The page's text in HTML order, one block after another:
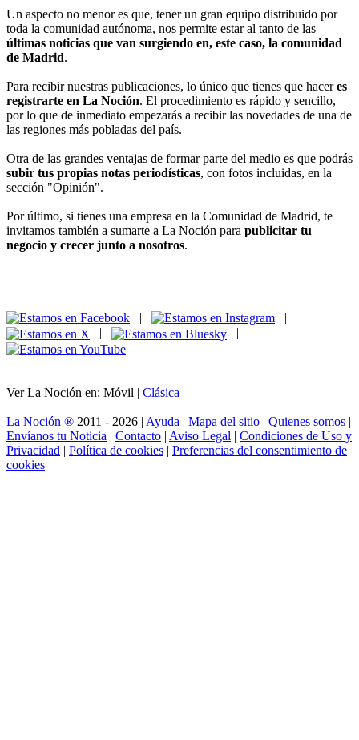
Un aspecto no menor es que, tener un gran equipo distribuido por
toda la comunidad autónoma, nos permite estar al tanto de las
últimas noticias que van surgiendo en, este caso, la comunidad
de Madrid.
Para recibir nuestras publicaciones, lo único que tienes que haceres
registrarte en La Noción. El procedimiento es rápido y sencillo,
por lo que de inmediato empezarás a recibir las novedades de una de
las regiones más pobladas del país.
Otra de las grandes ventajas de formar parte del medio es que podrás
subir tus propias notas periodísticas, con fotos incluidas, en la
sección "Opinión".
Por último, si tienes una empresa en la Comunidad de Madrid, te
invitamos también a sumarte a La Noción para publicitar tu
negocio y crecer junto a nosotros.
|
|
|
|
Ver La Noción en: Móvil | Clásica
La Noción ® 2011 - 2026 | Ayuda | Mapa del sitio | Quienes somos |
Envíanos tu Noticia | Contacto | Aviso Legal | Condiciones de Uso y
Privacidad | Política de cookies | Preferencias del consentimiento de
cookies